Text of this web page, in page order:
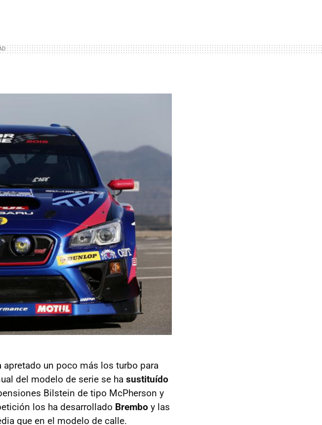
un poco más los turbo para
del modelo de serie se ha sustituído
Bilstein de tipo McPherson y
los ha desarrollado Brembo y las
que en el modelo de calle.